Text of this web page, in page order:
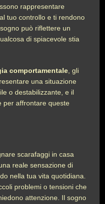
rappresentare
tuo controllo e ti rendono
può riflettere un
di spiacevole stia
comportamentale , gli
una situazione
o destabilizzante, e il
per affrontare queste
scarafaggi in casa
reale sensazione di
nella tua vita quotidiana.
problemi o tensioni che
attenzione. Il sogno